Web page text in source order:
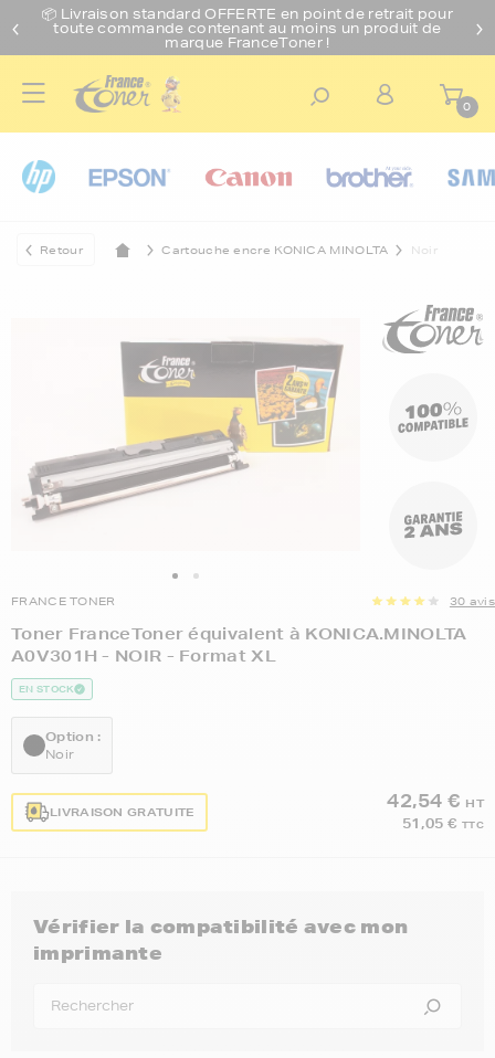
📦 Livraison standard OFFERTE en point de retrait pour
toute commande contenant au moins un produit de
marque FranceToner !
0
Retour Cartouche encre KONICA MINOLTA Noir
FRANCE TONER 30 avis
Toner FranceToner équivalent à KONICA.MINOLTA
A0V301H - NOIR - Format XL
EN STOCK
Option :
Noir
LIVRAISON GRATUITE
42,54 € HT
51,05 € TTC
Vérifier la compatibilité avec mon
imprimante